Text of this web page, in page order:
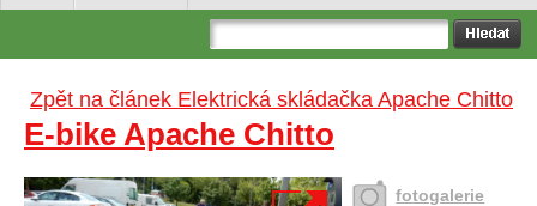
Zpět na článek Elektrická skládačka Apache Chitto
E-bike Apache Chitto
fotogalerie